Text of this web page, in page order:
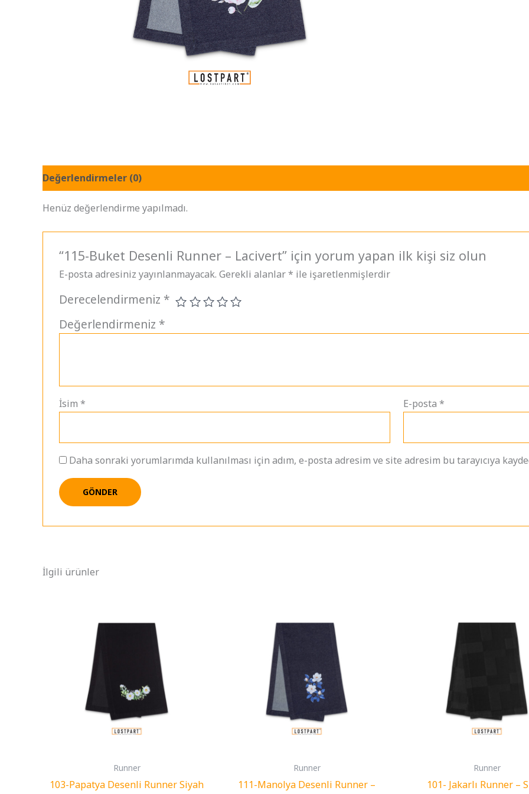
Değerlendirmeler (0)
Henüz değerlendirme yapılmadı.
“115-Buket Desenli Runner – Lacivert” için yorum yapan ilk kişi siz olun
E-posta adresiniz yayınlanmayacak. Gerekli alanlar* ile işaretlenmişlerdir
Derecelendirmeniz *
Değerlendirmeniz *
İsim * E-posta*
Daha sonraki yorumlarımda kullanılması için adım, e-posta adresim ve site adresim bu tarayıcıya
İlgili ürünler
Runner
103-Papatya Desenli Runner Siyah
Runner
111-Manolya Desenli Runner –
Runner
101- Jakarlı Runner –